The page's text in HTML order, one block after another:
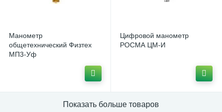
Манометр
общетехнический Физтех
МП3-Уф
Цифровой манометр
РОСМА ЦМ-И
Показать больше товаров